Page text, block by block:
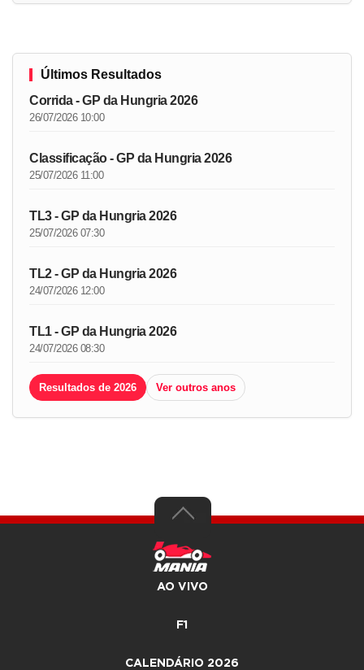
Últimos Resultados
Corrida - GP da Hungria 2026
26/07/2026 10:00
Classificação - GP da Hungria 2026
25/07/2026 11:00
TL3 - GP da Hungria 2026
25/07/2026 07:30
TL2 - GP da Hungria 2026
24/07/2026 12:00
TL1 - GP da Hungria 2026
24/07/2026 08:30
Resultados de 2026 Ver outros anos
AO VIVO
F1
CALENDÁRIO 2026